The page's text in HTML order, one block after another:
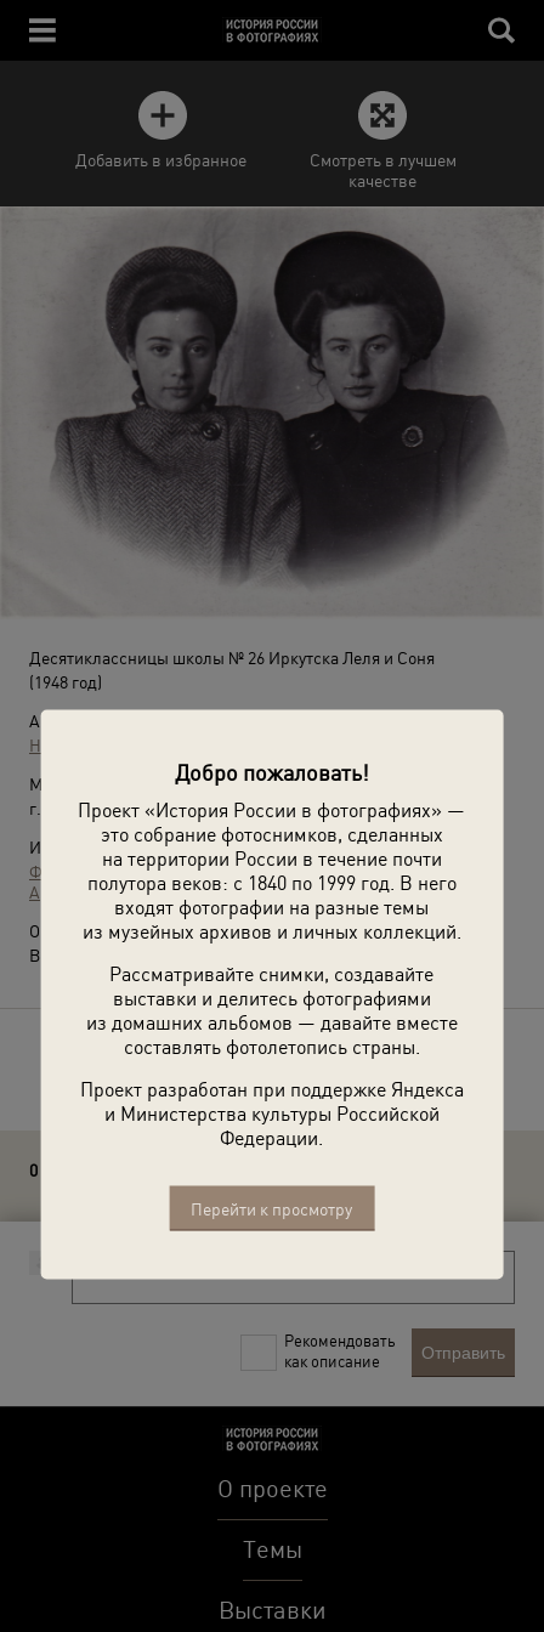
Добро пожаловать!
Проект «История России в фотографиях» —
это собрание фотоснимков, сделанных
на территории России в течение почти
полутора веков: с 1840 по 1999 год. В него
входят фотографии на разные темы
из музейных архивов и личных коллекций.
Рассматривайте снимки, создавайте
выставки и делитесь фотографиями
из домашних альбомов — давайте вместе
составлять фотолетопись страны.
Проект разработан при поддержке Яндекса
и Министерства культуры Российской
Федерации.
Перейти к просмотру
Добавить в избранное
Смотреть в лучшем
качестве
Десятиклассницы школы № 26 Иркутска Леля и Соня
(1948 год)
Автор:
Неизвестный автор
Место съемки:
г. Иркутск
Источники:
Фотографии пользователей russiainphoto.ru
Архив Юлии Антоновой
О фотографии:
Выставка
Расскажите друзьям об этом фото
0 комментариев
Рекомендовать
как описание
Отправить
О проекте
Темы
Выставки